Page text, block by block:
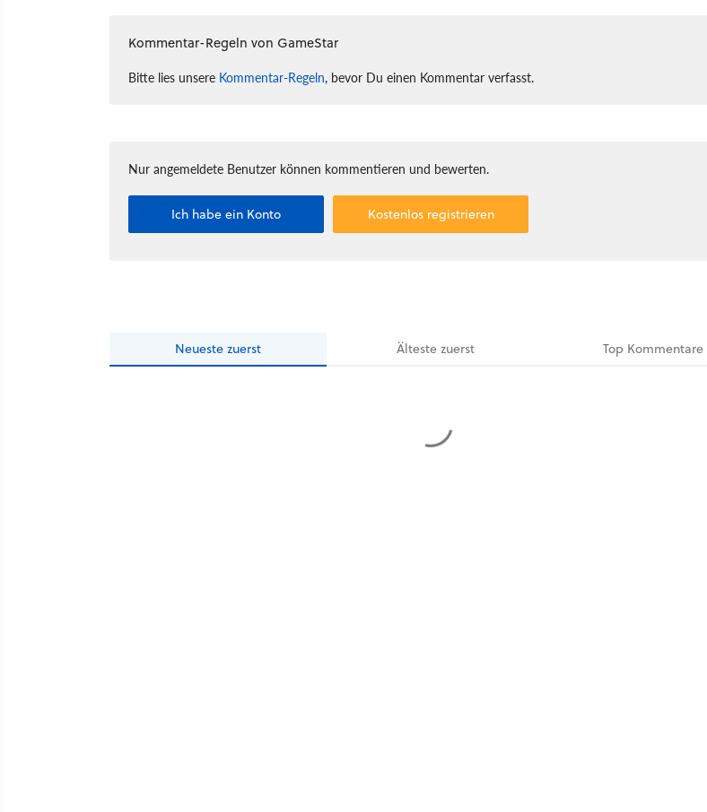
Kommentar-Regeln von GameStar
Bitte lies unsere Kommentar-Regeln, bevor Du einen Kommentar verfasst.
Nur angemeldete Benutzer können kommentieren und bewerten.
Ich habe ein Konto Kostenlos registrieren
Neueste zuerst Ältestezuerst Top Kommentare